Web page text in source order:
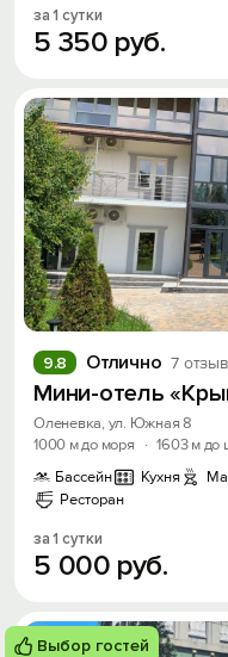
за 1 сутки
5 350 руб.
Отлично 7
9.8
Мини-отель
Оленевка, ул. Южная 8
1000 м до моря
· 1603 м до
Бассейн
Кухня
Ресторан
за 1 сутки
5 000 руб.
Выбор гостей